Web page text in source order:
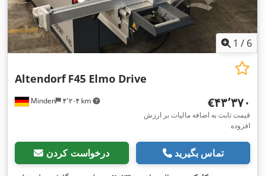
1 / 6
Minden ۴٬۲۰۴ km
Altendorf F45 Elmo Drive
‎€۴۳٬۳۷۰
قیمت ثابت به اضافه مالیات بر ارزش
افزوده
درخواست کردن تماس بگیرید